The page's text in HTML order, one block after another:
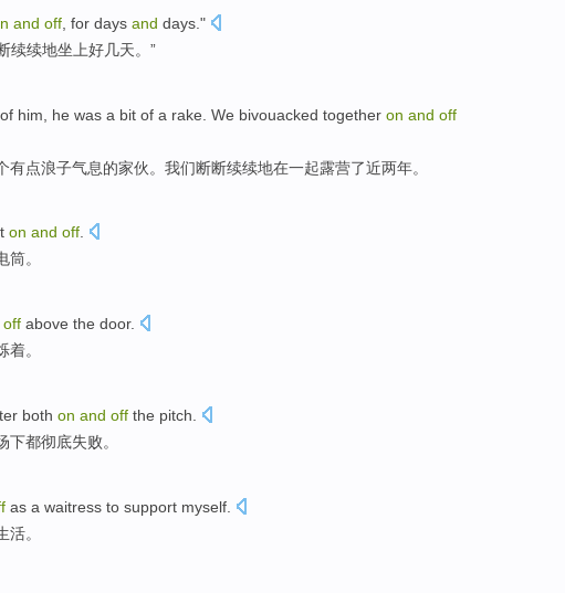
and off , for days and days ."
续续地坐 上好几天。”
of him he was a bit of a rake We bivouacked together on and off
有点浪子气息的家伙。 我们断断续续地在一起露营了近两年。
on and off.
。
off above the door.
着。
both on and off the pitch
下都彻底失败。
as a waitress to support myself
活。